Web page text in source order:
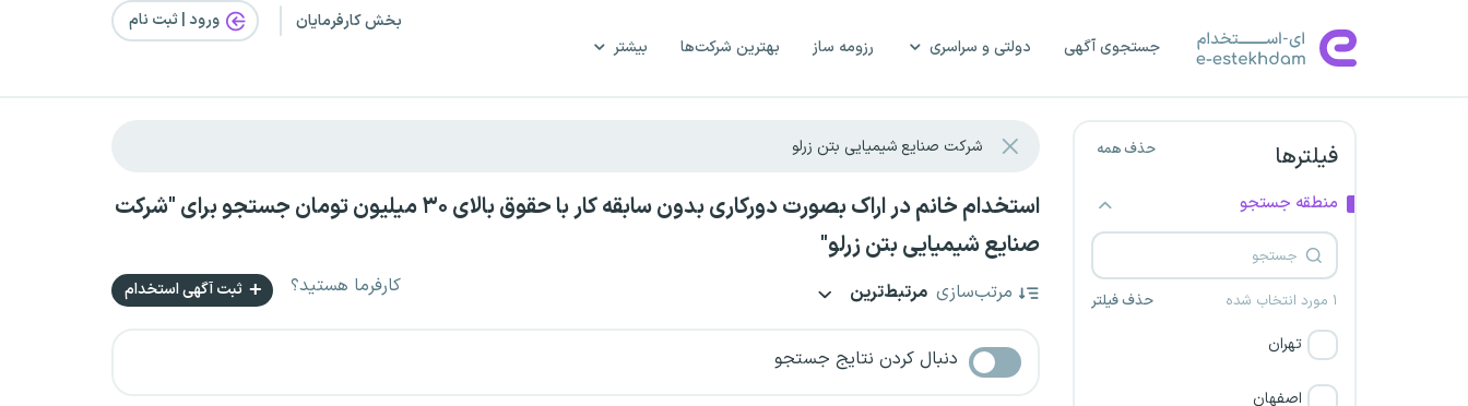
جستجوی آگهی دولتی و سراسری رزومه ساز بهترین شرکت‌ها بیشتر
بخش کارفرمایان ورود | ثبت‌ نام
فیلترها حذف همه
منطقه جستجو
۱ مورد انتخاب شده حذف فیلتر
تهران
اصفهان
استخدام خانم در اراک بصورت دورکاری بدون سابقه کار با حقوق بالای ۳۰ میلیون تومان جستجو برای "شرکت
صنایع شیمیایی بتن زرلو"
مرتب‌سازی مرتبط‌ترین کارفرما هستید؟ ثبت آگهی استخدام
دنبال کردن نتایج جستجو